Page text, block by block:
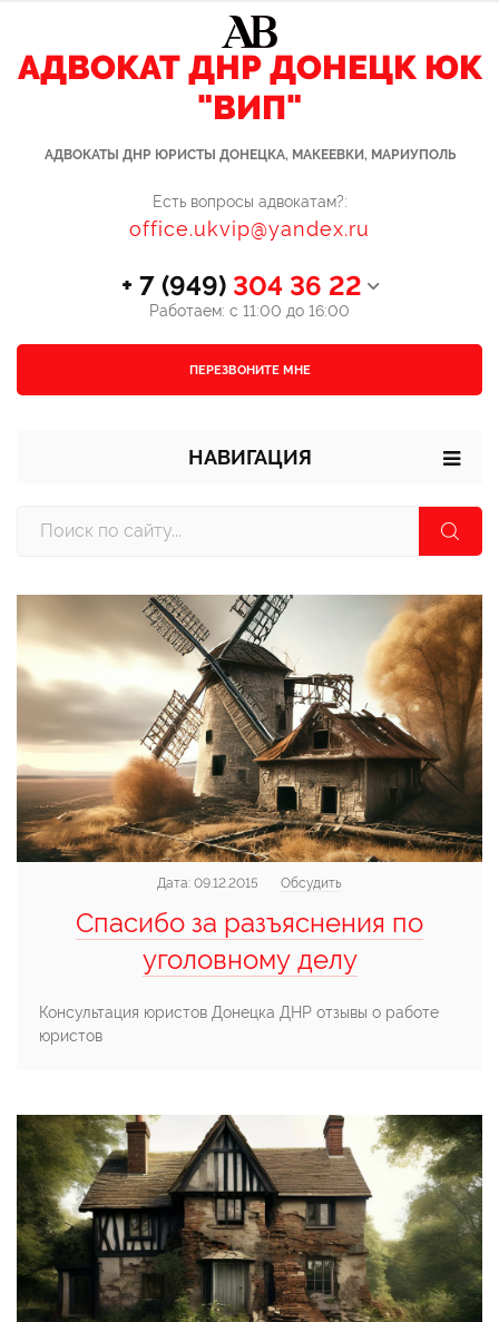
АДВОКАТ ДНР ДОНЕЦК ЮК
"ВИП"
АДВОКАТЫ ДНР ЮРИСТЫ ДОНЕЦКА, МАКЕЕВКИ, МАРИУПОЛЬ
Есть вопросы адвокатам?:
office.ukvip@yandex.ru
+ 7 (949) 304 36 22
Работаем: с 11:00 до 16:00
ПЕРЕЗВОНИТЕ МНЕ
НАВИГАЦИЯ
Дата: 09.12.2015 Обсудить
Спасибо за разъяснения по
уголовному делу
Консультация юристов Донецка ДНР отзывы о работе
юристов